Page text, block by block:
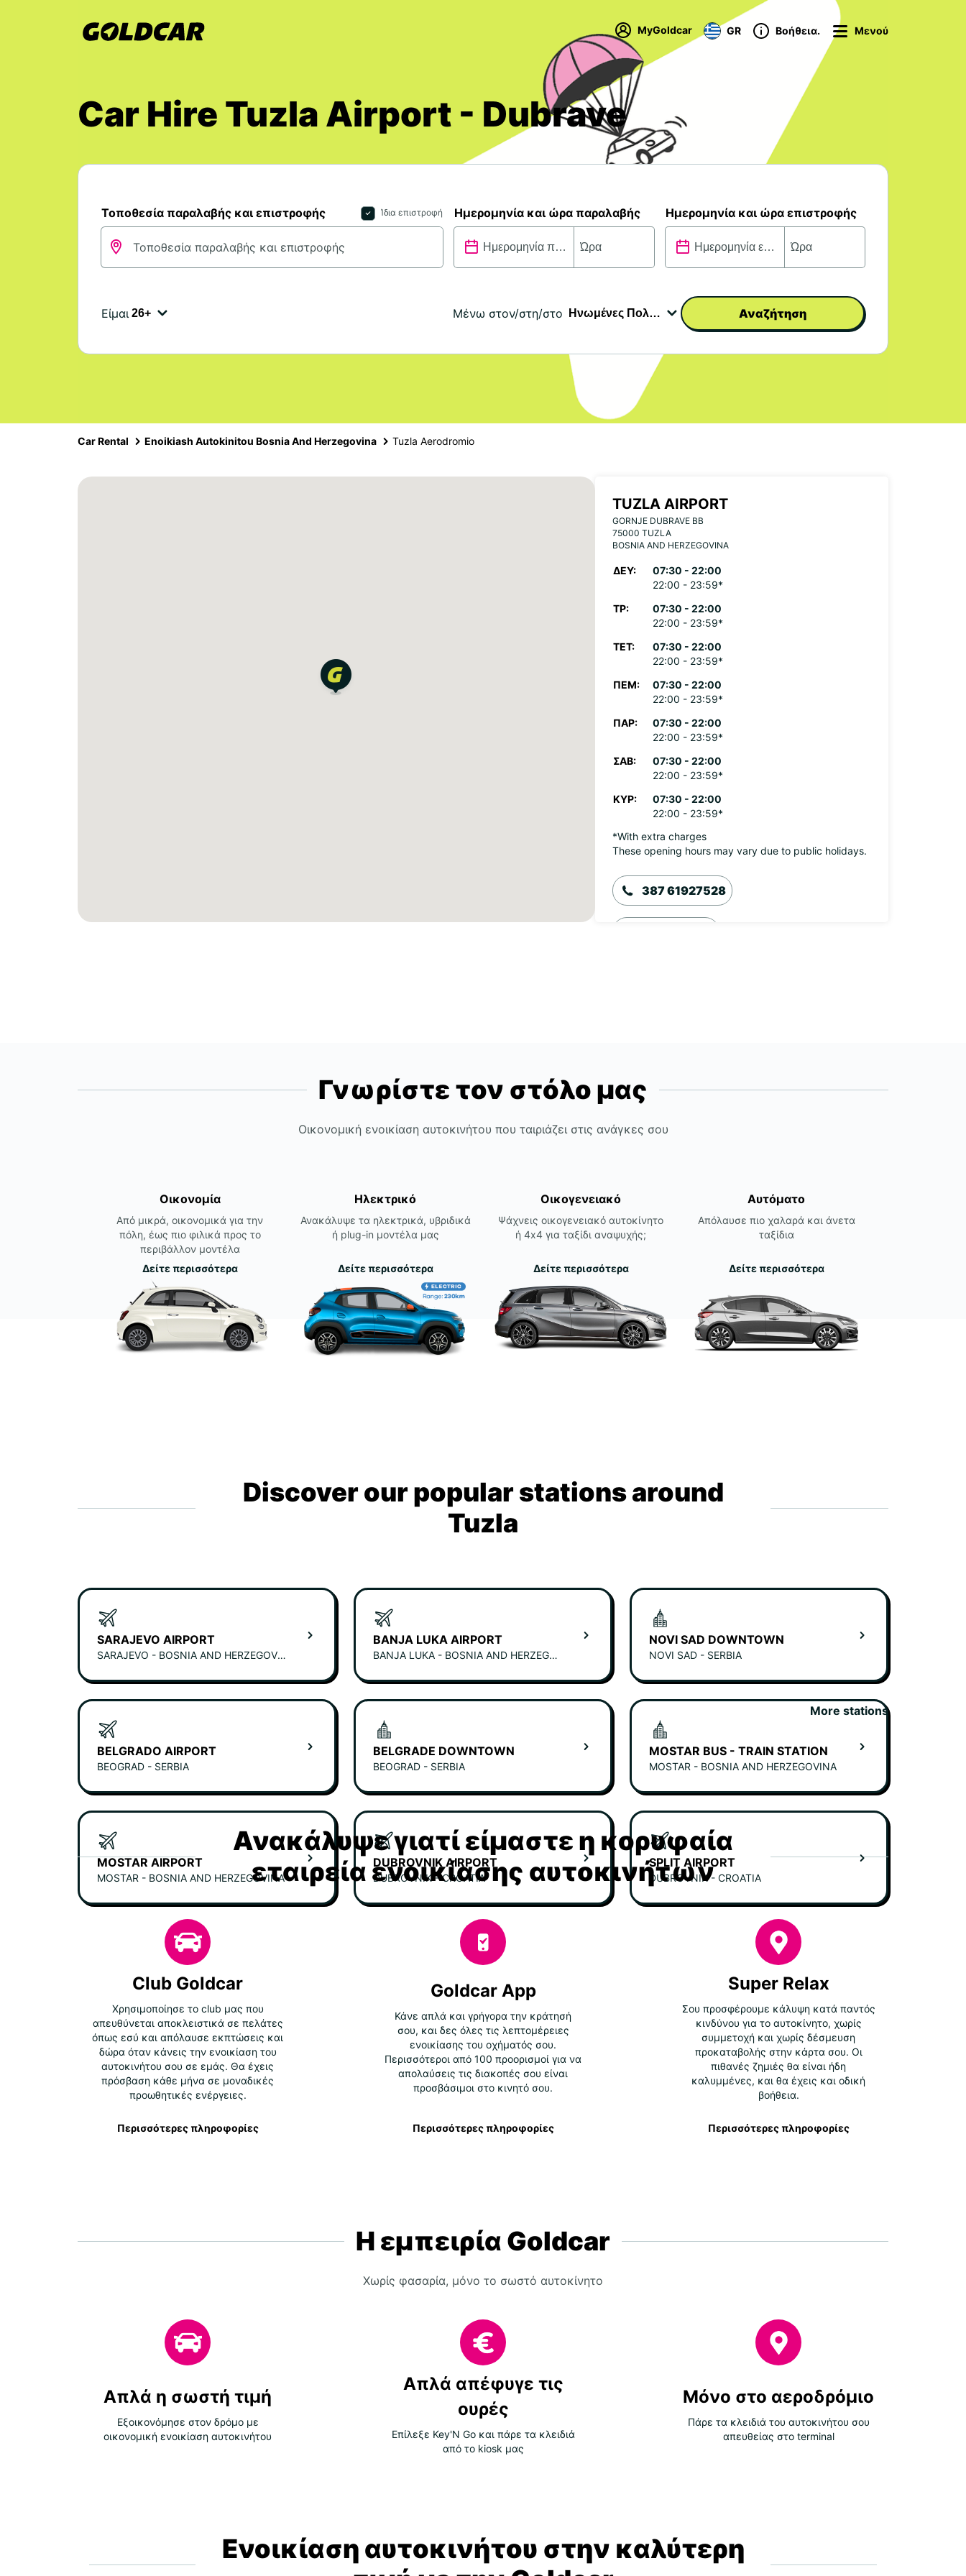
MyGoldcar GR Βοήθεια. Μενού
Car Hire Tuzla Airport - Dubrave
Τοποθεσία παραλαβής και επιστροφής Ίδια επιστροφή Ημερομηνία και ώρα παραλαβής Ημερομηνία και ώρα επιστροφής
Είμαι Μένω στον/στη/στο Αναζήτηση
Car Rental Enoikiash Autokinitou Bosnia And Herzegovina Tuzla Aerodromio
TUZLA AIRPORT
GORNJE DUBRAVE BB
75000 TUZLA
BOSNIA AND HERZEGOVINA
ΔΕΥ:
07:30 - 22:00
22:00 - 23:59*
ΤΡ:
07:30 - 22:00
22:00 - 23:59*
ΤΕΤ:
07:30 - 22:00
22:00 - 23:59*
ΠΈΜ:
07:30 - 22:00
22:00 - 23:59*
ΠΑΡ:
07:30 - 22:00
22:00 - 23:59*
ΣΆΒ:
07:30 - 22:00
22:00 - 23:59*
ΚΥΡ:
07:30 - 22:00
22:00 - 23:59*
*With extra charges
These opening hours may vary due to public holidays.
387 61927528
Γνωρίστε τον στόλο μας
Οικονομική ενοικίαση αυτοκινήτου που ταιριάζει στις ανάγκες σου
Οικονομία
Από μικρά, οικονομικά για την
πόλη, έως πιο φιλικά προς το
περιβάλλον μοντέλα
Δείτε περισσότερα
Ηλεκτρικό
Ανακάλυψε τα ηλεκτρικά, υβριδικά
ή plug-in μοντέλα μας
Δείτε περισσότερα
Οικογενειακό
Ψάχνεις οικογενειακό αυτοκίνητο
ή 4x4 για ταξίδι αναψυχής;
Δείτε περισσότερα
Αυτόματο
Απόλαυσε πιο χαλαρά και άνετα
ταξίδια
Δείτε περισσότερα
Discover our popular stations around
Tuzla
SARAJEVO AIRPORT
SARAJEVO - BOSNIA AND HERZEGOVINA
BANJA LUKA AIRPORT
BANJA LUKA - BOSNIA AND HERZEGOVINA
NOVI SAD DOWNTOWN
NOVI SAD - SERBIA
BELGRADO AIRPORT
BEOGRAD - SERBIA
BELGRADE DOWNTOWN
BEOGRAD - SERBIA
MOSTAR BUS - TRAIN STATION
MOSTAR - BOSNIA AND HERZEGOVINA
MOSTAR AIRPORT
MOSTAR - BOSNIA AND HERZEGOVINA
DUBROVNIK AIRPORT
DUBROVNIK - CROATIA
SPLIT AIRPORT
DUBROVNIK - CROATIA
More stations
Ανακάλυψε γιατί είμαστε η κορυφαία
εταιρεία ενοικίασης αυτοκινήτων
Club Goldcar
Χρησιμοποίησε το club μας που
απευθύνεται αποκλειστικά σε πελάτες
όπως εσύ και απόλαυσε εκπτώσεις και
δώρα όταν κάνεις την ενοικίαση του
αυτοκινήτου σου σε εμάς. Θα έχεις
πρόσβαση κάθε μήνα σε μοναδικές
προωθητικές ενέργειες.
Περισσότερες πληροφορίες
Goldcar App
Κάνε απλά και γρήγορα την κράτησή
σου, και δες όλες τις λεπτομέρειες
ενοικίασης του οχήματός σου.
Περισσότεροι από 100 προορισμοί για να
απολαύσεις τις διακοπές σου είναι
προσβάσιμοι στο κινητό σου.
Περισσότερες πληροφορίες
Super Relax
Σου προσφέρουμε κάλυψη κατά παντός
κινδύνου για το αυτοκίνητο, χωρίς
συμμετοχή και χωρίς δέσμευση
προκαταβολής στην κάρτα σου. Οι
πιθανές ζημιές θα είναι ήδη
καλυμμένες, και θα έχεις και οδική
βοήθεια.
Περισσότερες πληροφορίες
Η εμπειρία Goldcar
Χωρίς φασαρία, μόνο το σωστό αυτοκίνητο
Απλά η σωστή τιμή
Εξοικονόμησε στον δρόμο με
οικονομική ενοικίαση αυτοκινήτου
Απλά απέφυγε τις
ουρές
Επίλεξε Key'N Go και πάρε τα κλειδιά
από το kiosk μας
Μόνο στο αεροδρόμιο
Πάρε τα κλειδιά του αυτοκινήτου σου
απευθείας στο terminal
Ενοικίαση αυτοκινήτου στην καλύτερη